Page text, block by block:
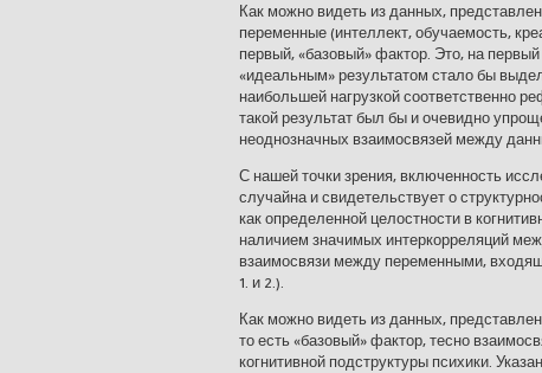
Как можно видеть из данных,
переменные (интеллект, обучаемость,
первый, «базовый» фактор. Это, на
«идеаль­ным» результатом стало бы
наибольшей нагрузкой соответственно
такой результат был бы и очевидно
неоднозначных взаимосвязей между
С нашей точки зрения, включенность
случайна и свидетель­ствует о
как определенной целостности в
наличием значимых интеркорреляций
взаимосвязи между переменными,
1. и 2.).
Как можно видеть из данных,
то есть «базовый» фак­тор, тесно
когнитивной подструктуры психики.